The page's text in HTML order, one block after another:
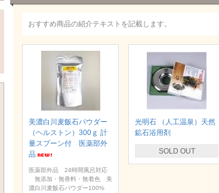
おすすめ商品の紹介テキストを記載します。
美濃白川麦飯石パウダー
（ヘルストン）300ｇ 計
量スプーン付 医薬部外
品
医薬部外品 24時間風呂対応
無添加・無香料・無着色 美
濃白川麦飯石パウダー100%
光明石 （人工温泉）天然
鉱石浴用剤
SOLD OUT